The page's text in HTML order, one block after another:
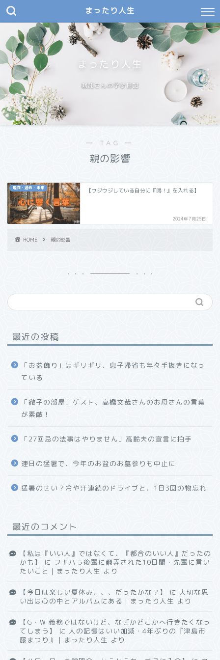
まったり人生
まったり人生
嘱託さんの学び日記
― TAG ―
親の影響
現在・過去・未来 【ウジウジしている自分に『喝！』を入れる】
2024年7月25日
HOME 親の影響
最近の投稿
「お盆飾り」はギリギリ、息子帰省も年々手抜きになっ
ている
「徹子の部屋」ゲスト、高橋文哉さんのお母さんの言葉
が素敵！
「27回忌の法事はやりません」高齢夫の宣言に拍手
連日の猛暑で、今年のお盆のお墓参りも中止に
猛暑のせい？冷や汗連続のドライブと、1日3回の物忘れ
最近のコメント
【私は『いい人』ではなくて、『都合のいい人』だったの
かも】
に フキハラ後輩に翻弄された10日間・先輩に言い
たいこと｜まったり人生 より
【今日は楽しい夏休み、、、だったかな？】 に 大切な思
い出は心の中とアルバムにある｜まったり人生 より
【G・W 義務ではないけど、なぜかどこかへ行きたくなっ
てしまう】
に 人の記憶はいい加減・4年ぶりの『津島市
藤まつり』｜まったり人生 より